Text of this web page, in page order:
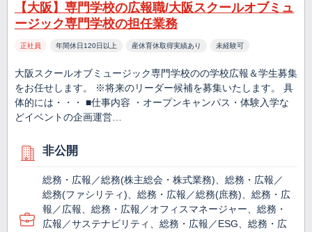
【大阪】専門学校の広報職/大阪スクールオブミュ
ージック専門学校の担任業務
正社員 年間休日120日以上 産休育休取得実績あり 未経験可
大阪スクールオブミュージック専門学校のの学校広報＆学生募集
をお任せします。 ※将来のリーダー候補を募集いたします。 具
体的には・・・ ■仕事内容 ・オープンキャンパス・体験入学な
どイベントの企画運営…
非公開
総務・広報／総務(株主総会・株式業務)、総務・広報／
総務(ファシリティ)、総務・広報／総務(庶務)、総務・広
報／広報、総務・広報／オフィスマネージャー、総務・
広報／サステナビリティ、総務・広報／ESG、総務・広